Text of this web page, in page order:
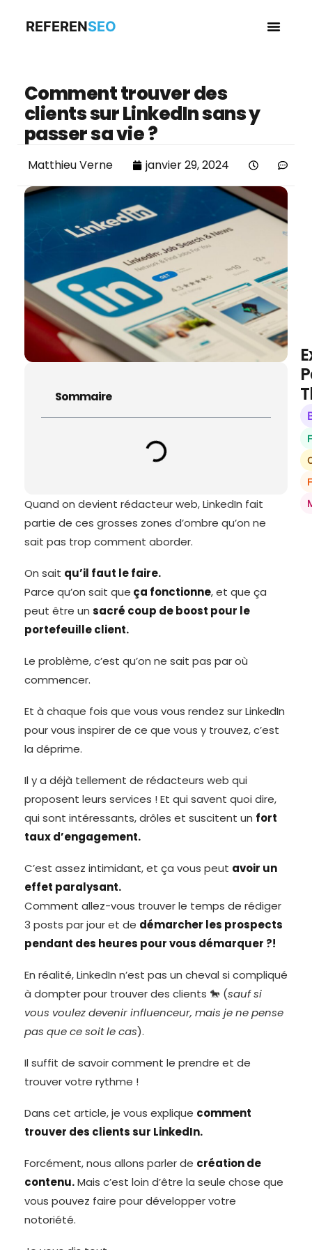
REFERENSEO
Comment trouver des
clients sur LinkedIn sans y
passer sa vie ?
Matthieu Verne janvier 29, 2024
Sommaire
Quand on devient rédacteur web, LinkedIn fait
partie de ces grosses zones d’ombre qu’on ne
sait pas trop comment aborder.
On sait qu’il faut le faire.
Parce qu’on sait que ça fonctionne, et que ça
peut être un sacré coup de boost pour le
portefeuille client.
Le problème, c’est qu’on ne sait pas par où
commencer.
Et à chaque fois que vous vous rendez sur LinkedIn
pour vous inspirer de ce que vous y trouvez, c’est
la déprime.
Il y a déjà tellement de rédacteurs web qui
proposent leurs services ! Et qui savent quoi dire,
qui sont intéressants, drôles et suscitent un fort
taux d’engagement.
C’est assez intimidant, et ça vous peut avoir un
effet paralysant.
Comment allez-vous trouver le temps de rédiger
3 posts par jour et de démarcher les prospects
pendant des heures pour vous démarquer ?!
En réalité, LinkedIn n’est pas un cheval si compliqué
à dompter pour trouver des clients 🐎 (sauf si
vous voulez devenir influenceur, mais je ne pense
pas que ce soit le cas).
Il suffit de savoir comment le prendre et de
trouver votre rythme !
Dans cet article, je vous explique comment
trouver des clients sur LinkedIn.
Forcément, nous allons parler de création de
contenu.Mais c’est loin d’être la seule chose que
vous pouvez faire pour développer votre
notoriété.